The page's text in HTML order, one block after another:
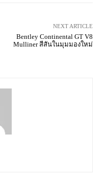
NEXT ARTICLE
Bentley Continental GT V8
Mulliner สีสันในมุมมองใหม่